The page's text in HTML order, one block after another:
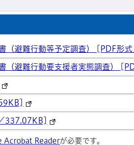
（避難行動等予定調査） [PDF形
（避難行動要支援者実態調査）
337.07KB]
Acrobat Readerが必要です。